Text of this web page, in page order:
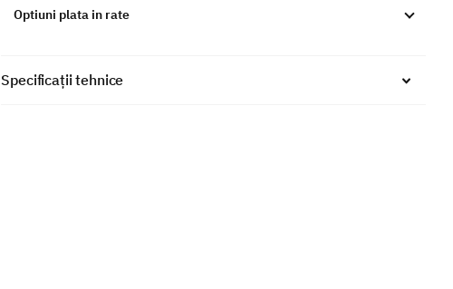
Optiuni plata in rate
Specificații tehnice